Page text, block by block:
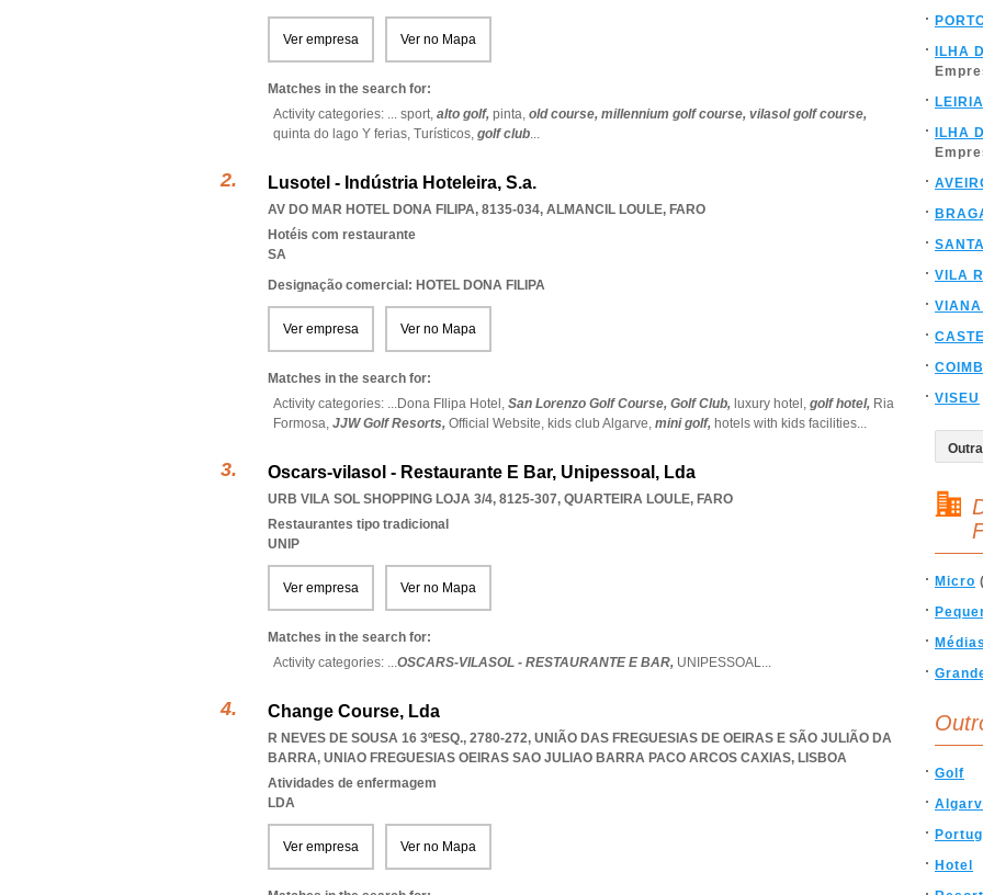
Ver empresa Ver no Mapa
Matches in the search for:
Activity categories: ... sport, alto golf, pinta, old course, millennium golf course, vilasol golf course,
quinta do lago Y ferias, Turísticos, golf club...
Lusotel - Indústria Hoteleira, S.a.
AV DO MAR HOTEL DONA FILIPA, 8135-034, ALMANCIL LOULE, FARO
Hotéis com restaurante
SA
Designação comercial: HOTEL DONA FILIPA
Ver empresa Ver no Mapa
Matches in the search for:
Activity categories: ...Dona FIlipa Hotel, San Lorenzo Golf Course, Golf Club, luxury hotel, golf hotel, Ria
Formosa, JJW Golf Resorts, Official Website, kids club Algarve, mini golf, hotels with kids facilities...
Oscars-vilasol - Restaurante E Bar, Unipessoal, Lda
URB VILA SOL SHOPPING LOJA 3/4, 8125-307, QUARTEIRA LOULE, FARO
Restaurantes tipo tradicional
UNIP
Ver empresa Ver no Mapa
Matches in the search for:
Activity categories: ...OSCARS-VILASOL - RESTAURANTE E BAR, UNIPESSOAL...
Change Course, Lda
R NEVES DE SOUSA 16 3ºESQ., 2780-272, UNIÃO DAS FREGUESIAS DE OEIRAS E SÃO JULIÃO DA
BARRA, UNIAO FREGUESIAS OEIRAS SAO JULIAO BARRA PACO ARCOS CAXIAS, LISBOA
Atividades de enfermagem
LDA
Ver empresa Ver no Mapa
ILHA
LEIRIA
ILHA
VILA
VISEU
Micro
Golf
Hotel